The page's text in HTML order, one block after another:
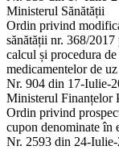
Ministerul Sănătății
Ordin privind
sănătății nr. 368/
calcul și procedura
medicamentelor de
Nr. 904 din 17-Iulie-
Ministerul Finanțelor
Ordin privind
cupon denominate în
Nr. 2593 din 24-